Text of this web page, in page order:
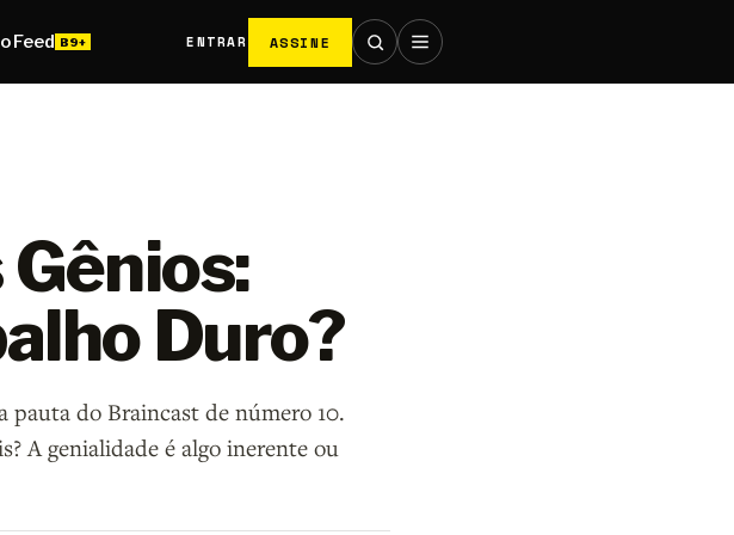
Feed ENTRAR ASSINE
Duro?
do Braincast de número 10.
A genialidade é algo inerente ou